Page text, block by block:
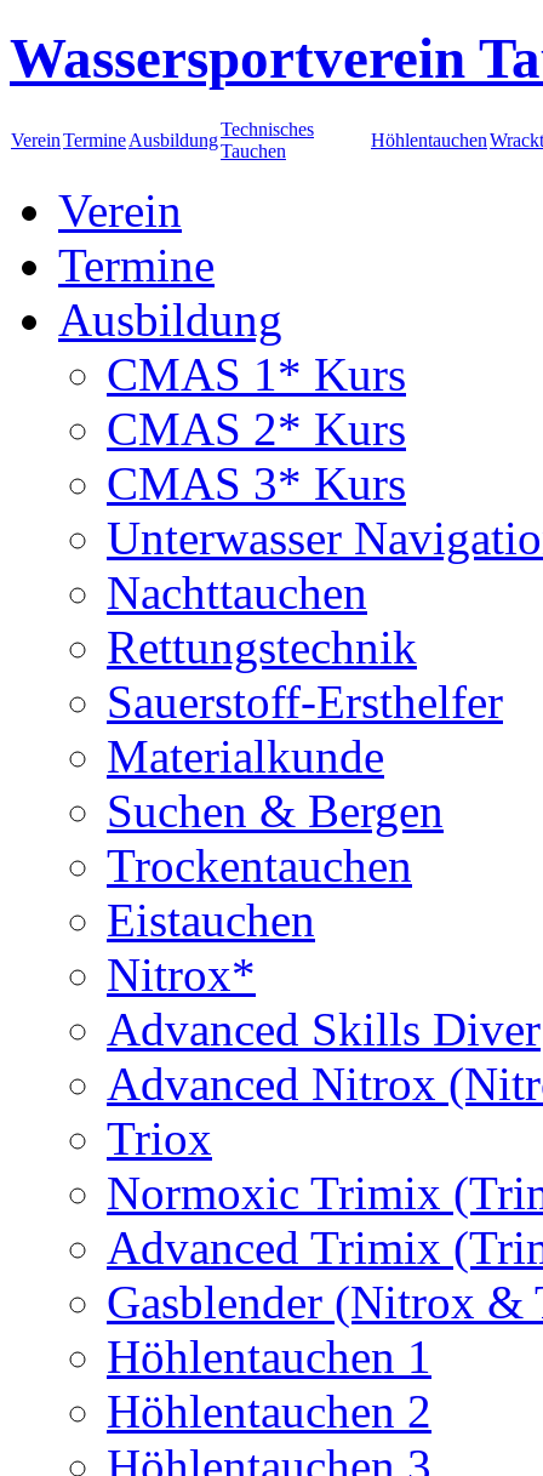
Wassersportverein
VereinTermineAusbildung
Technisches
Tauchen
Höhlentauchen
Verein
Termine
Ausbildung
CMAS 1* Kurs
CMAS 2* Kurs
CMAS 3* Kurs
Unterwasser
Nachttauchen
Rettungstechnik
Sauerstoff-Ersthelfer
Materialkunde
Suchen & Bergen
Trockentauchen
Eistauchen
Nitrox*
Advanced Skills Diver
Advanced Nitrox
Triox
Normoxic Trimix
Advanced Trimix
Gasblender (Nitrox
Höhlentauchen 1
Höhlentauchen 2
Höhlentauchen 3